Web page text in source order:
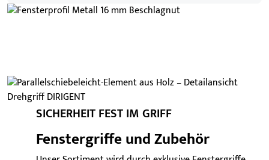
SICHERHEIT FEST IM GRIFF
Fenstergriffe und Zubehör